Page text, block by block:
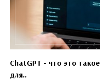
ChatGPT - что это
для..